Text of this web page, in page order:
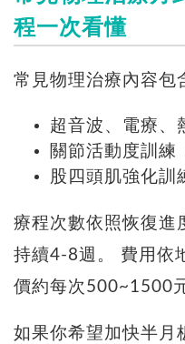
程一次看懂
常見物理治療內容包
超音波、電療、
關節活動度訓練
股四頭肌強化訓
療程次數依照恢復進
持續4-8週。 費用依
價約每次500~1500
如果你希望加快半月